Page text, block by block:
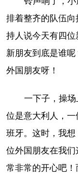
排着整齐的队伍
持人说今天有四位
新朋友到底是谁
外国朋友呀！
一下子，操
位是意大利人，
班牙。这时，我
位外国朋友在我
常非常的开心吧！